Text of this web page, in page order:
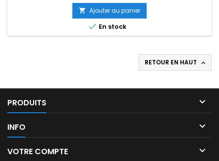
 Ajouter au panier
 En stock
RETOUR EN HAUT 
PRODUITS 
INFO 
VOTRE COMPTE 